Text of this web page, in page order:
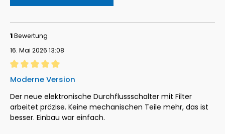
1Bewertung
16. Mai 2026 13:08
Bewertung mit 5 von 5 Sternen
Moderne Version
Der neue elektronische Durchflussschalter mit Filter
arbeitet präzise. Keine mechanischen Teile mehr, das ist
besser. Einbau war einfach.